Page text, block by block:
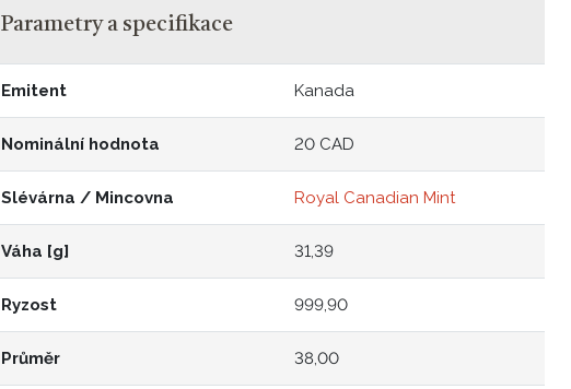
Parametry a specifikace
Emitent Kanada
Nominální hodnota 20 CAD
Slévárna / Mincovna Royal Canadian Mint
Váha [g] 31,39
Ryzost 999,90
Průměr 38,00